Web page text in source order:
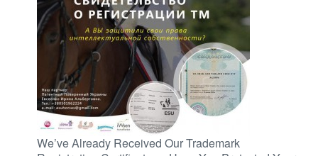
We’ve Already Received Our Trademark